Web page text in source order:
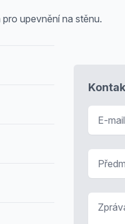
upevnění na stěnu.